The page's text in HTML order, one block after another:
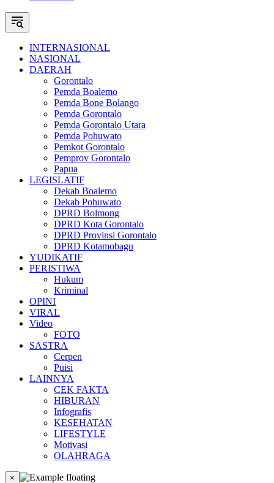
INTERNASIONAL
NASIONAL
DAERAH
Gorontalo
Pemda Boalemo
Pemda Bone Bolango
Pemda Gorontalo
Pemda Gorontalo Utara
Pemda Pohuwato
Pemkot Gorontalo
Pemprov Gorontalo
Papua
LEGISLATIF
Dekab Boalemo
Dekab Pohuwato
DPRD Bolmong
DPRD Kota Gorontalo
DPRD Provinsi Gorontalo
DPRD Kotamobagu
YUDIKATIF
PERISTIWA
Hukum
Kriminal
OPINI
VIRAL
Video
FOTO
SASTRA
Cerpen
Puisi
LAINNYA
CEK FAKTA
HIBURAN
Infografis
KESEHATAN
LIFESTYLE
Motivasi
OLAHRAGA
×